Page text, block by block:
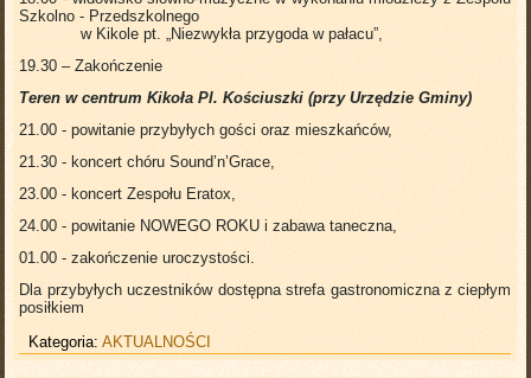
Szkolno - Przedszkolnego
w Kikole pt. „Niezwykła przygoda w pałacu”,
19.30 – Zakończenie
Teren w centrum Kikoła Pl. Kościuszki (przy Urzędzie Gminy)
21.00 - powitanie przybyłych gości oraz mieszkańców,
21.30 - koncert chóru Sound’n’Grace,
23.00 - koncert Zespołu Eratox,
24.00 - powitanie NOWEGO ROKU i zabawa taneczna,
01.00 - zakończenie uroczystości.
Dla przybyłych uczestników dostępna strefa gastronomiczna z ciepłym
posiłkiem
Kategoria:AKTUALNOŚCI